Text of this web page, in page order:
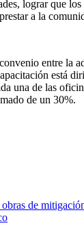
lograr que
a la
entre
está
de las
de un 30%.
de